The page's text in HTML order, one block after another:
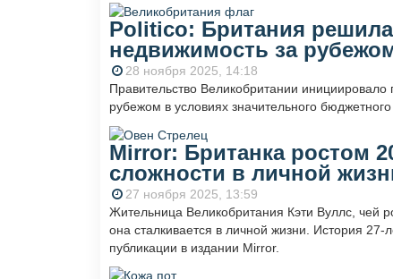
Politico: Британия
недвижимость за
28 ноября 2025, 14:18
Правительство Великобритании
рубежом в условиях значительного
Mirror: Британка ростом
сложности в личной
27 ноября 2025, 13:59
Жительница Великобритания Кэти Вуллс, чей
она сталкивается в личной жизни. История
публикации в издании Mirror.